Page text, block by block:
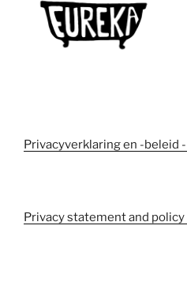
Privacyverklaring en -beleid
Privacy statement and policy